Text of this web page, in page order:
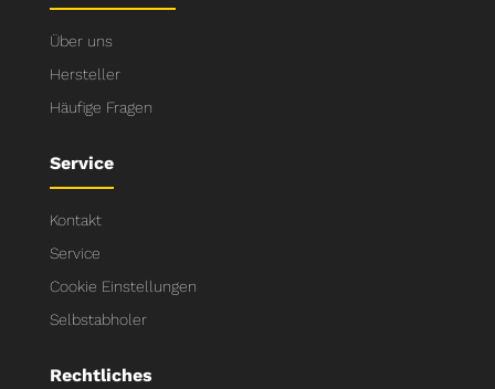
Über uns
Hersteller
Häufige Fragen
Service
Kontakt
Service
Cookie Einstellungen
Selbstabholer
Rechtliches